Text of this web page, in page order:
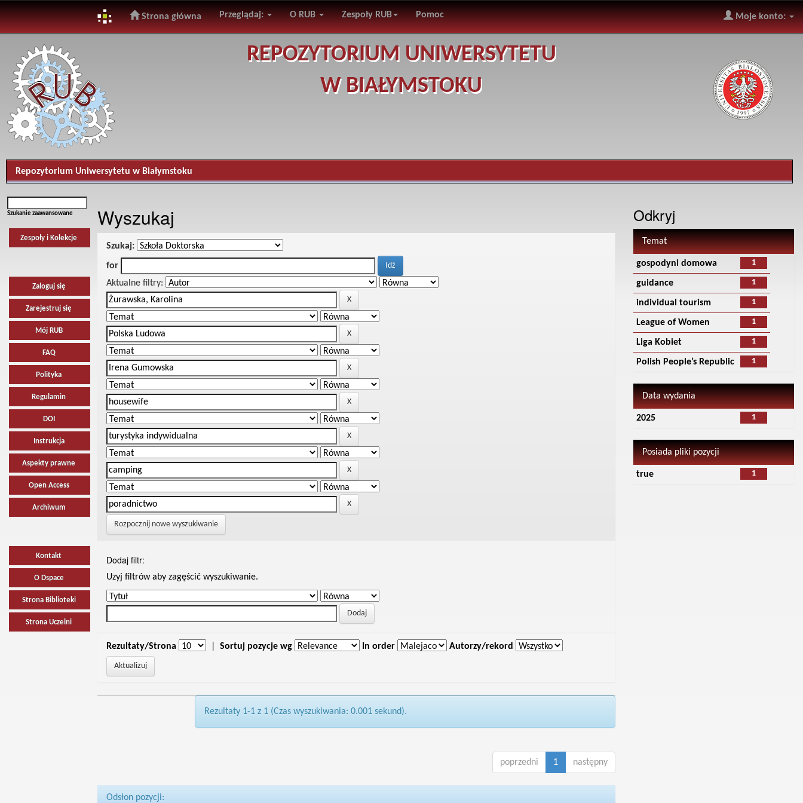
navigation
Strona główna Przeglądaj: O RUB Zespoły RUB Pomoc Moje konto:
REPOZYTORIUM UNIWERSYTETU
W BIAŁYMSTOKU
Repozytorium Uniwersytetu w Białymstoku
Szukanie zaawansowane
Zespoły i Kolekcje
Zaloguj się
Zarejestruj się
Mój RUB
FAQ
Polityka
Regulamin
DOI
Instrukcja
Aspekty prawne
Open Access
Archiwum
Kontakt
O Dspace
Strona Biblioteki
Strona Uczelni
Wyszukaj
Szukaj:
for
Aktualne filtry:
Rozpocznij nowe wyszukiwanie
Dodaj filtr:
Uzyj filtrów aby zagęścić wyszukiwanie.
Rezultaty/Strona Sortuj pozycje wg In order Autorzy/rekord
Rezultaty 1-1 z 1 (Czas wyszukiwania: 0.001 sekund).
poprzedni 1 następny
Odsłon pozycji:
Odkryj
Temat
1
gospodyni domowa
1
guidance
1
individual tourism
1
League of Women
1
Liga Kobiet
1
Polish People’s Republic
Data wydania
1
2025
Posiada pliki pozycji
1
true